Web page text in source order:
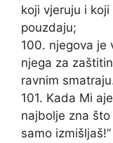
koji vjeruju i
pouzdaju;
100. njegova je
njega za
ravnim
101. Kada Mi
najbolje zna što
samo